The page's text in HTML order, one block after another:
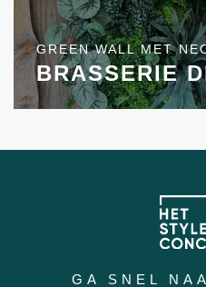
GREEN WALL MET
BRASSERIE
GA SNEL